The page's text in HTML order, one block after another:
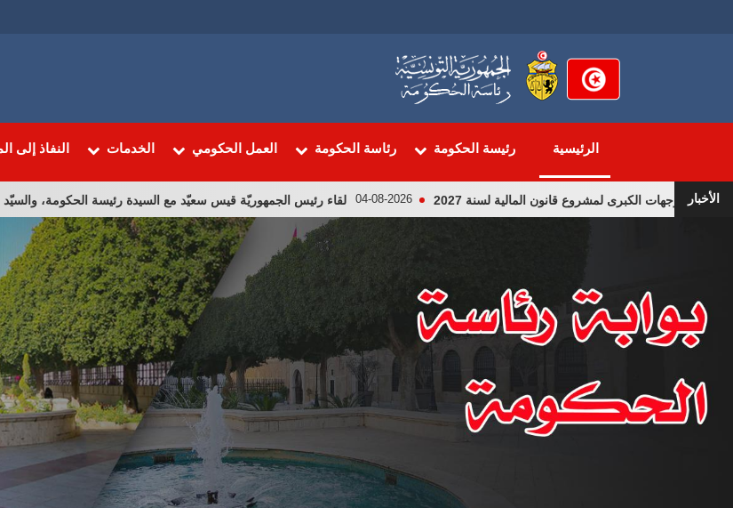
الرئيسية رئيسة الحكومة رئاسة الحكومة العمل الحكومي الخدمات النفاذ إلى
الأخبار
الكبرى لمشروع قانون المالية لسنة 2027 04-08-2026 لقاء رئيس الجمهوريّة قيس سعيّد مع السيدة رئيسة الحكومة، والسيّد وزير البيئة،